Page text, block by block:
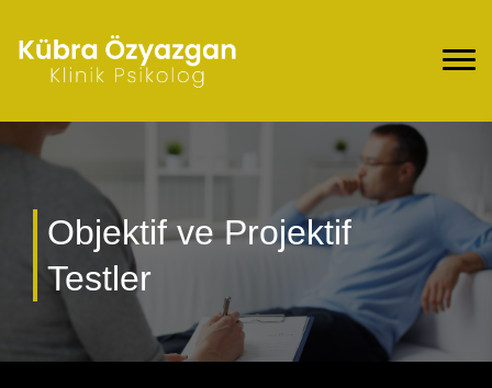
Objektif ve Projektif
Testler